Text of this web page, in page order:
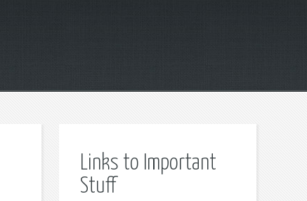
Links to Important
Stuff